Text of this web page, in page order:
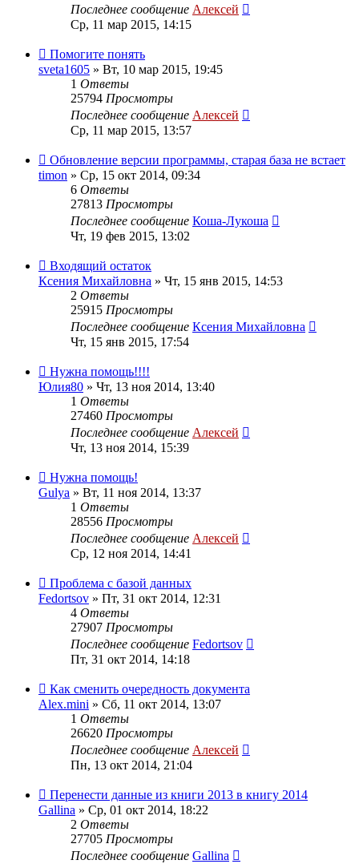
Последнее сообщение Алексей
Ср, 11 мар 2015, 14:15
Помогите понять
sveta1605 » Вт, 10 мар 2015, 19:45
1 Ответы
25794 Просмотры
Последнее сообщение Алексей
Ср, 11 мар 2015, 13:57
Обновление версии программы, старая база не встает
timon » Ср, 15 окт 2014, 09:34
6 Ответы
27813 Просмотры
Последнее сообщение Коша-Лукоша
Чт, 19 фев 2015, 13:02
Входящий остаток
Ксения Михайловна » Чт, 15 янв 2015, 14:53
2 Ответы
25915 Просмотры
Последнее сообщение Ксения Михайловна
Чт, 15 янв 2015, 17:54
Нужна помощь!!!!
Юлия80 » Чт, 13 ноя 2014, 13:40
1 Ответы
27460 Просмотры
Последнее сообщение Алексей
Чт, 13 ноя 2014, 15:39
Нужна помощь!
Gulya » Вт, 11 ноя 2014, 13:37
1 Ответы
28556 Просмотры
Последнее сообщение Алексей
Ср, 12 ноя 2014, 14:41
Проблема с базой данных
Fedortsov » Пт, 31 окт 2014, 12:31
4 Ответы
27907 Просмотры
Последнее сообщение Fedortsov
Пт, 31 окт 2014, 14:18
Как сменить очередность документа
Alex.mini » Сб, 11 окт 2014, 13:07
1 Ответы
26620 Просмотры
Последнее сообщение Алексей
Пн, 13 окт 2014, 21:04
Перенести данные из книги 2013 в книгу 2014
Gallina » Ср, 01 окт 2014, 18:22
2 Ответы
27705 Просмотры
Последнее сообщение Gallina